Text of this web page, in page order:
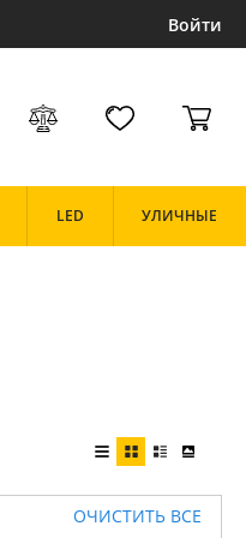
Войти
LED УЛИЧНЫЕ
ОЧИСТИТЬ ВСЕ